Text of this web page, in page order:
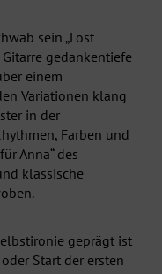
sein „Lost
gedankentiefe
einem
Variationen klang
in der
Farben und
Anna“ des
klassische
geprägt ist
Start der ersten